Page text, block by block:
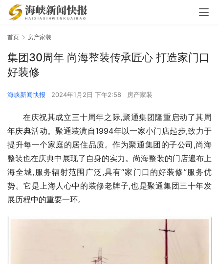
首页 房产家装
集团30周年 尚海整装传承匠心 打造家门口
好装修
海峡新闻快报 2024年1月2日 下午2:58 房产家装
在庆祝其成立三十周年之际,聚通集团隆重启动了其周
年庆典活动。聚通装潢自1994年以一家小门店起步,致力于
提升每一个家庭的居住品质。作为聚通集团的子公司,尚海
整装也在庆典中展现了自身的实力。尚海整装的门店遍布上
海全城,服务辐射范围广泛,具有“家门口的好装修”服务优
势。它是上海人心中的装修老牌子,也是聚通集团三十年发
展历程中的重要一环。